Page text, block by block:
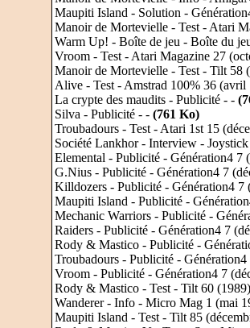
Maupiti Island - Solution -
Manoir de Mortevielle - Test - Atari
Warm Up! - Boîte de jeu - Boîte du
Vroom - Test - Atari Magazine 27
Manoir de Mortevielle - Test - Tilt 58
Alive - Test - Amstrad 100% 36
La crypte des maudits - Publicité - -
Silva - Publicité - - (761 Ko)
Troubadours - Test - Atari 1st 15
Société Lankhor - Interview -
Elemental - Publicité - Génération4 7
G.Nius - Publicité - Génération4 7
Killdozers - Publicité - Génération4 7
Maupiti Island - Publicité -
Mechanic Warriors - Publicité -
Raiders - Publicité - Génération4 7
Rody & Mastico - Publicité -
Troubadours - Publicité -
Vroom - Publicité - Génération4 7
Rody & Mastico - Test - Tilt 60
Wanderer - Info - Micro Mag 1 (mai
Maupiti Island - Test - Tilt 85